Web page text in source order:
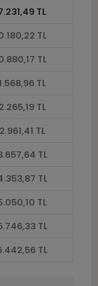
TL
TL
TL
TL
TL
TL
TL
TL
TL
TL
TL